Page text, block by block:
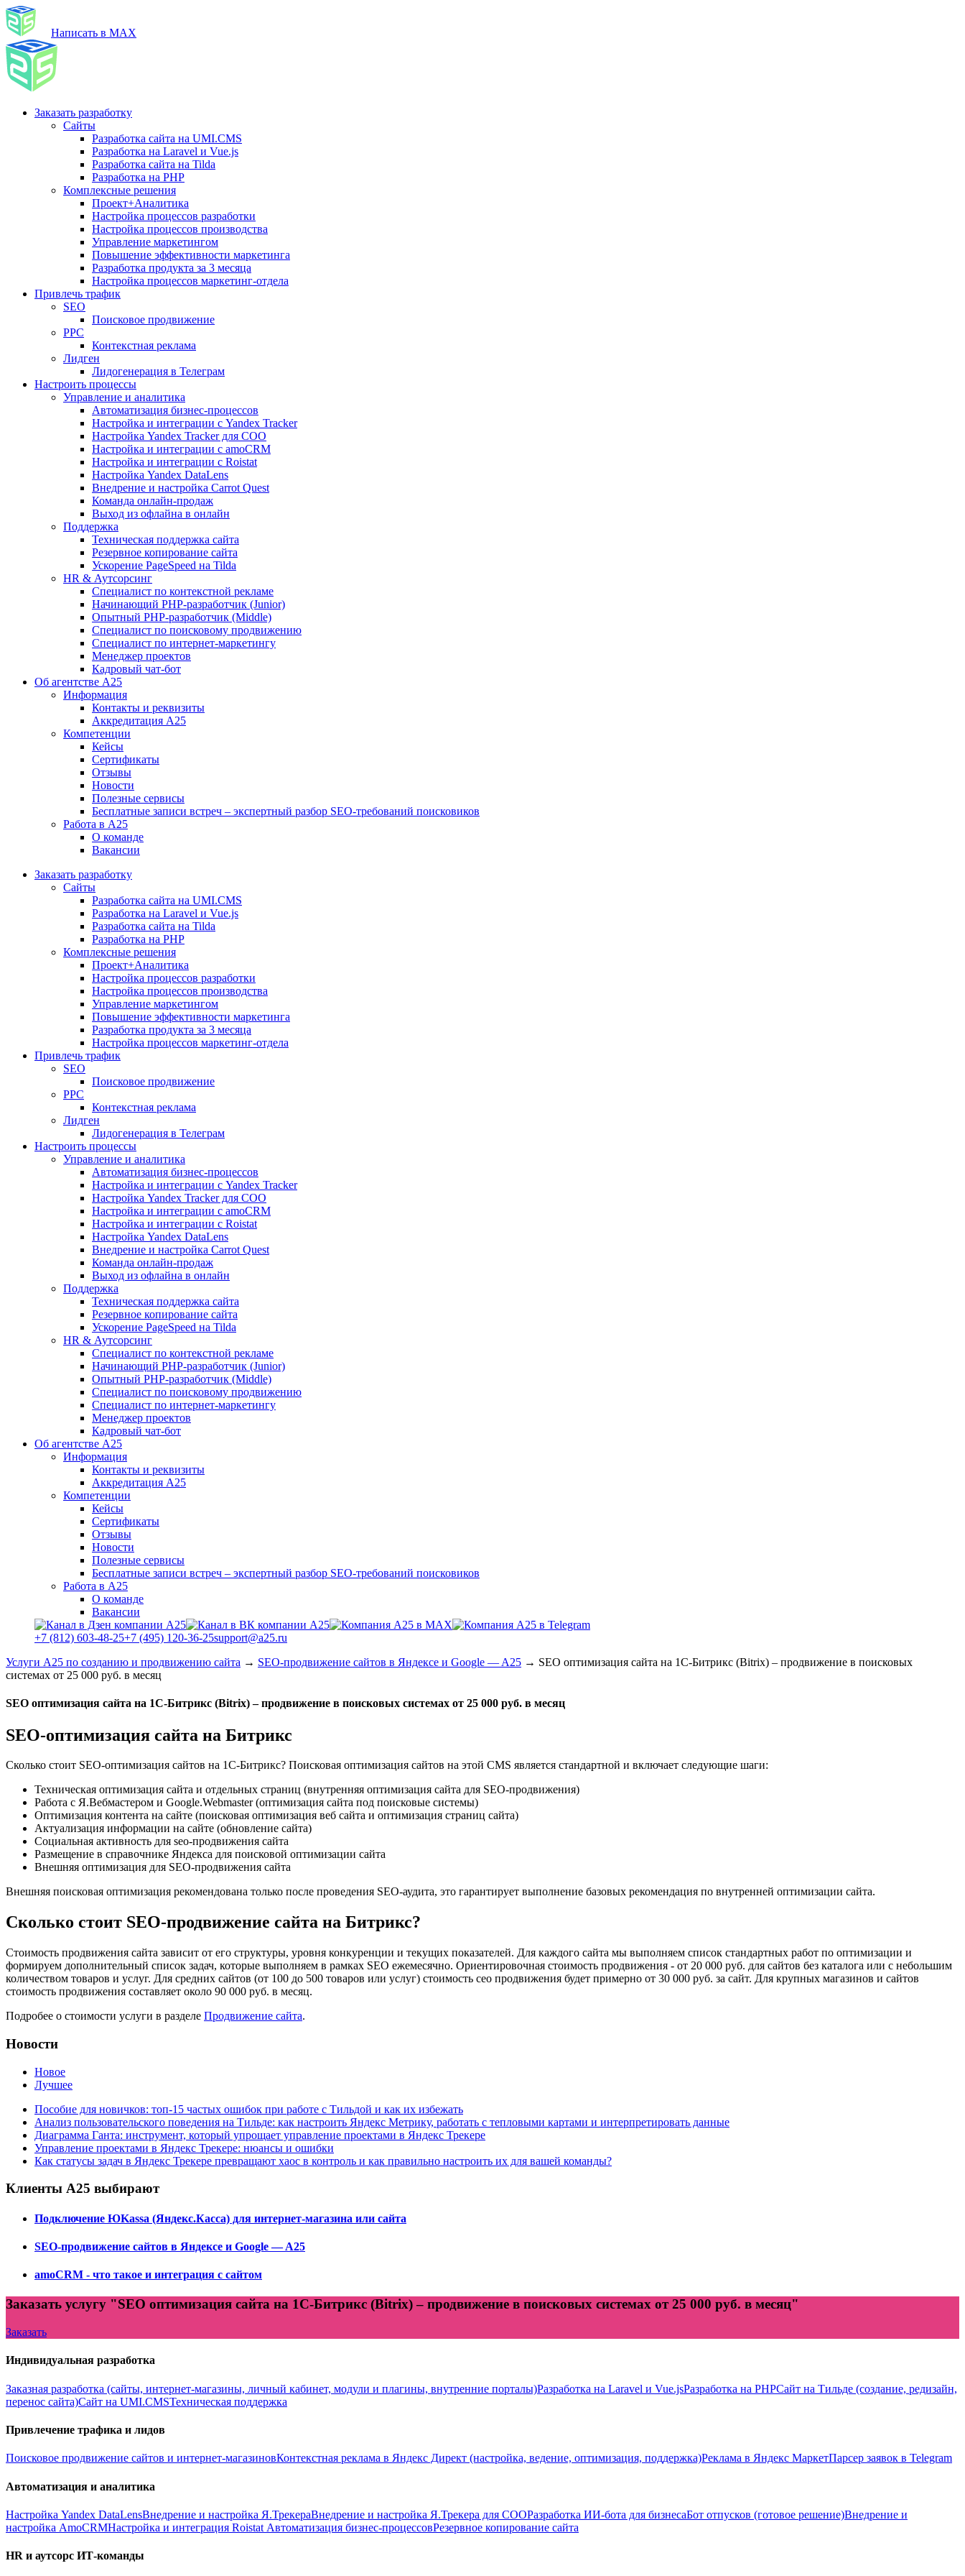
Написать в MAX
Заказать разработку
Сайты
Разработка сайта на UMI.CMS
Разработка на Laravel и Vue.js
Разработка сайта на Tilda
Разработка на PHP
Комплексные решения
Проект+Аналитика
Настройка процессов разработки
Настройка процессов производства
Управление маркетингом
Повышение эффективности маркетинга
Разработка продукта за 3 месяца
Настройка процессов маркетинг-отдела
Привлечь трафик
SEO
Поисковое продвижение
PPC
Контекстная реклама
Лидген
Лидогенерация в Телеграм
Настроить процессы
Управление и аналитика
Автоматизация бизнес-процессов
Настройка и интеграции с Yandex Tracker
Настройка Yandex Tracker для СОО
Настройка и интеграции с amoCRM
Настройка и интеграции с Roistat
Настройка Yandex DataLens
Внедрение и настройка Carrot Quest
Команда онлайн-продаж
Выход из офлайна в онлайн
Поддержка
Техническая поддержка сайта
Резервное копирование сайта
Ускорение PageSpeed на Tilda
HR & Аутсорсинг
Специалист по контекстной рекламе
Начинающий PHP-разработчик (Junior)
Опытный PHP-разработчик (Middle)
Специалист по поисковому продвижению
Специалист по интернет-маркетингу
Менеджер проектов
Кадровый чат-бот
Об агентстве А25
Информация
Контакты и реквизиты
Аккредитация А25
Компетенции
Кейсы
Сертификаты
Отзывы
Новости
Полезные сервисы
Бесплатные записи встреч – экспертный разбор SEO-требований поисковиков
Работа в А25
О команде
Вакансии
Заказать разработку
Сайты
Разработка сайта на UMI.CMS
Разработка на Laravel и Vue.js
Разработка сайта на Tilda
Разработка на PHP
Комплексные решения
Проект+Аналитика
Настройка процессов разработки
Настройка процессов производства
Управление маркетингом
Повышение эффективности маркетинга
Разработка продукта за 3 месяца
Настройка процессов маркетинг-отдела
Привлечь трафик
SEO
Поисковое продвижение
PPC
Контекстная реклама
Лидген
Лидогенерация в Телеграм
Настроить процессы
Управление и аналитика
Автоматизация бизнес-процессов
Настройка и интеграции с Yandex Tracker
Настройка Yandex Tracker для СОО
Настройка и интеграции с amoCRM
Настройка и интеграции с Roistat
Настройка Yandex DataLens
Внедрение и настройка Carrot Quest
Команда онлайн-продаж
Выход из офлайна в онлайн
Поддержка
Техническая поддержка сайта
Резервное копирование сайта
Ускорение PageSpeed на Tilda
HR & Аутсорсинг
Специалист по контекстной рекламе
Начинающий PHP-разработчик (Junior)
Опытный PHP-разработчик (Middle)
Специалист по поисковому продвижению
Специалист по интернет-маркетингу
Менеджер проектов
Кадровый чат-бот
Об агентстве А25
Информация
Контакты и реквизиты
Аккредитация А25
Компетенции
Кейсы
Сертификаты
Отзывы
Новости
Полезные сервисы
Бесплатные записи встреч – экспертный разбор SEO-требований поисковиков
Работа в А25
О команде
Вакансии
+7 (812) 603-48-25+7 (495) 120-36-25support@a25.ru
Услуги А25 по созданию и продвижению сайта → SEO-продвижение сайтов в Яндексе и Google — A25 → SEO оптимизация сайта на 1С-Битрикс (Bitrix) – продвижение в поисковых
системах от 25 000 руб. в месяц
SEO оптимизация сайта на 1С-Битрикс (Bitrix) – продвижение в поисковых системах от 25 000 руб. в месяц
SEO-оптимизация сайта на Битрикс
Сколько стоит SEO-оптимизация сайтов на 1С-Битрикс? Поисковая оптимизация сайтов на этой CMS является стандартной и включает следующие шаги:
Техническая оптимизация сайта и отдельных страниц (внутренняя оптимизация сайта для SEO-продвижения)
Работа с Я.Вебмастером и Google.Webmaster (оптимизация сайта под поисковые системы)
Оптимизация контента на сайте (поисковая оптимизация веб сайта и оптимизация страниц сайта)
Актуализация информации на сайте (обновление сайта)
Социальная активность для seo-продвижения сайта
Размещение в справочнике Яндекса для поисковой оптимизации сайта
Внешняя оптимизация для SEO-продвижения сайта
Внешняя поисковая оптимизация рекомендована только после проведения SEO-аудита, это гарантирует выполнение базовых рекомендация по внутренней оптимизации сайта.
Сколько стоит SEO-продвижение сайта на Битрикс?
Стоимость продвижения сайта зависит от его структуры, уровня конкуренции и текущих показателей. Для каждого сайта мы выполняем список стандартных работ по оптимизации и
формируем дополнительный список задач, которые выполняем в рамках SEO ежемесячно. Ориентировочная стоимость продвижения - от 20 000 руб. для сайтов без каталога или с небольшим
количеством товаров и услуг. Для средних сайтов (от 100 до 500 товаров или услуг) стоимость сео продвижения будет примерно от 30 000 руб. за сайт. Для крупных магазинов и сайтов
стоимость продвижения составляет около 90 000 руб. в месяц.
Подробее о стоимости услуги в разделе Продвижение сайта.
Новости
Новое
Лучшее
Пособие для новичков: топ-15 частых ошибок при работе с Тильдой и как их избежать
Анализ пользовательского поведения на Тильде: как настроить Яндекс Метрику, работать с тепловыми картами и интерпретировать данные
Диаграмма Ганта: инструмент, который упрощает управление проектами в Яндекс Трекере
Управление проектами в Яндекс Трекере: нюансы и ошибки
Как статусы задач в Яндекс Трекере превращают хаос в контроль и как правильно настроить их для вашей команды?
Клиенты А25 выбирают
Подключение ЮKassa (Яндекс.Касса) для интернет-магазина или сайта
SEO-продвижение сайтов в Яндексе и Google — A25
amoCRM - что такое и интеграция с сайтом
Заказать услугу "SEO оптимизация сайта на 1С-Битрикс (Bitrix) – продвижение в поисковых системах от 25 000 руб. в месяц"
Заказать
Индивидуальная разработка
Заказная разработка (сайты, интернет-магазины, личный кабинет, модули и плагины, внутренние порталы)Разработка на Laravel и Vue.jsРазработка на PHPСайт на Тильде (создание, редизайн,
перенос сайта)Сайт на UMI.CMSТехническая поддержка
Привлечение трафика и лидов
Поисковое продвижение сайтов и интернет-магазиновКонтекстная реклама в Яндекс Директ (настройка, ведение, оптимизация, поддержка)Реклама в Яндекс МаркетПарсер заявок в Telegram
Автоматизация и аналитика
Настройка Yandex DataLensВнедрение и настройка Я.ТрекераВнедрение и настройка Я.Трекера для СООРазработка ИИ-бота для бизнесаБот отпусков (готовое решение)Внедрение и
настройка AmoCRMНастройка и интеграция Roistat Автоматизация бизнес-процессовРезервное копирование сайта
HR и аутсорс ИТ-команды